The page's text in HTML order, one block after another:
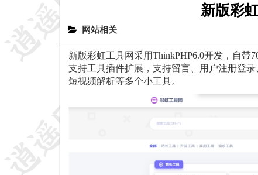
新版彩
网站相关
新版彩虹工具网采用ThinkPHP6.0开发，自带
支持工具插件扩展，支持留言、用户注册登
短视频解析等多个小工具。